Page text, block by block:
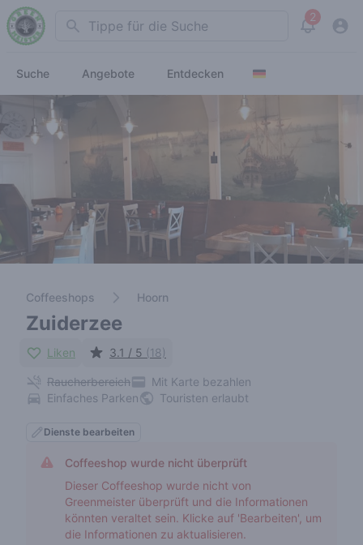
Search 2
View
Suche Angebote Entdecken
Coffeeshops Hoorn
Zuiderzee
Liken 3.1 / 5 (18)
Raucherbereich
Mit Karte bezahlen
Einfaches Parken
Touristen erlaubt
Dienste bearbeiten
Coffeeshop wurde nicht überprüft
Dieser Coffeeshop wurde nicht von
Greenmeister überprüft und die Informationen
könnten veraltet sein. Klicke auf 'Bearbeiten', um
die Informationen zu aktualisieren.